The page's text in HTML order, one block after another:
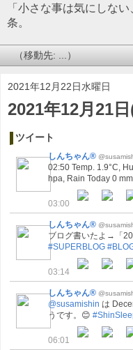
「小さな事は気にしな
条。
2021年12月22日水曜日
2021年12月21
ツイート
しんちゃん®
02:50 Temp. 1.9°C,
hpa, Rain Today 0
03:00
しんちゃん®
ブログ書いたよ→「
#SUPERBLOG
03:14
しんちゃん®
@susamishin は
うです。😊
06:01